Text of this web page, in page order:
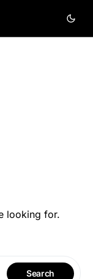
looking for.
Search